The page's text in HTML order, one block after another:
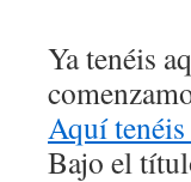
Ya tenéis
Aquí
Bajo el